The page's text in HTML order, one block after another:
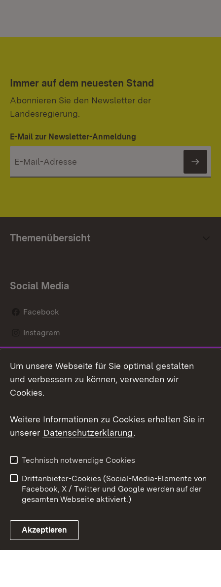
Immer auf dem neuesten Stand
Abonnieren Sie den Newsletter der
Landesregierung.
E-Mail zur Newsletter-Anmeldung
Themenübersicht
Social Media
Facebook
Instagram
Mastodon
Youtube
Link zum Landesportal
Kontakt
Datenschutz
Barrierefreiheit
Impressum Cookies
Um unsere Webseite für Sie optimal gestalten
und verbessern zu können, verwenden wir
Cookies.
Weitere Informationen zu Cookies erhalten Sie in
unserer Datenschutzerklärung.
Technisch notwendige Cookies
Drittanbieter-Cookies (Social-Media-Elemente von
Facebook, X / Twitter und Google werden auf der
gesamten Webseite aktiviert.)
Akzeptieren